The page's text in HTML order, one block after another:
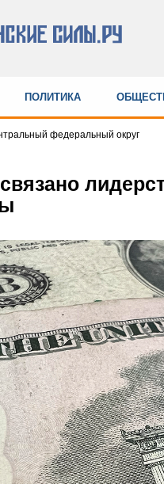
ПОЛИТИКА
федеральный округ